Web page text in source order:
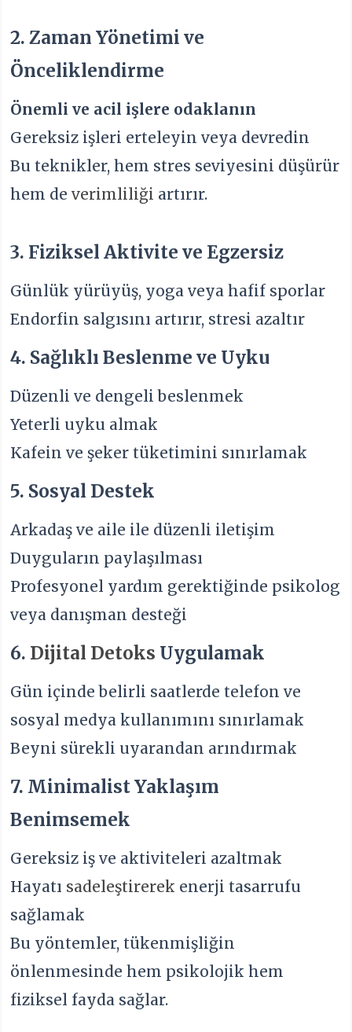
2. Zaman Yönetimi ve
Önceliklendirme
Önemli ve acil işlere odaklanın
Gereksiz işleri erteleyin veya devredin
Bu teknikler, hem stres seviyesini düşürür
hem deverimliliği artırır.
3. Fiziksel Aktivite ve Egzersiz
Günlük yürüyüş, yoga veya hafif sporlar
Endorfin salgısını artırır, stresi azaltır
4. Sağlıklı Beslenme ve Uyku
Düzenli ve dengeli beslenmek
Yeterli uyku almak
Kafein ve şeker tüketimini sınırlamak
5. Sosyal Destek
Arkadaş ve aile ile düzenli iletişim
Duyguların paylaşılması
Profesyonel yardım gerektiğinde psikolog
veya danışman desteği
6. Dijital Detoks Uygulamak
Gün içinde belirli saatlerde telefon ve
sosyal medya kullanımını sınırlamak
Beyni sürekli uyarandan arındırmak
7. Minimalist Yaklaşım
Benimsemek
Gereksiz iş ve aktiviteleri azaltmak
Hayatı sadeleştirerek enerji tasarrufu
sağlamak
Bu yöntemler, tükenmişliğin
önlenmesinde hem psikolojik hem
fiziksel fayda sağlar.